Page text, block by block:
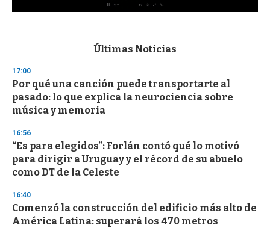
s
d
s
o
f
3
s
e
o
n
s
Últimas Noticias
17:00
Por qué una canción puede transportarte al
pasado: lo que explica la neurociencia sobre
música y memoria
16:56
“Es para elegidos”: Forlán contó qué lo motivó
para dirigir a Uruguay y el récord de su abuelo
como DT de la Celeste
16:40
Comenzó la construcción del edificio más alto de
América Latina: superará los 470 metros